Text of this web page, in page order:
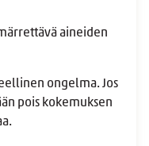
aineiden
ongelma. Jos
pois kokemuksen